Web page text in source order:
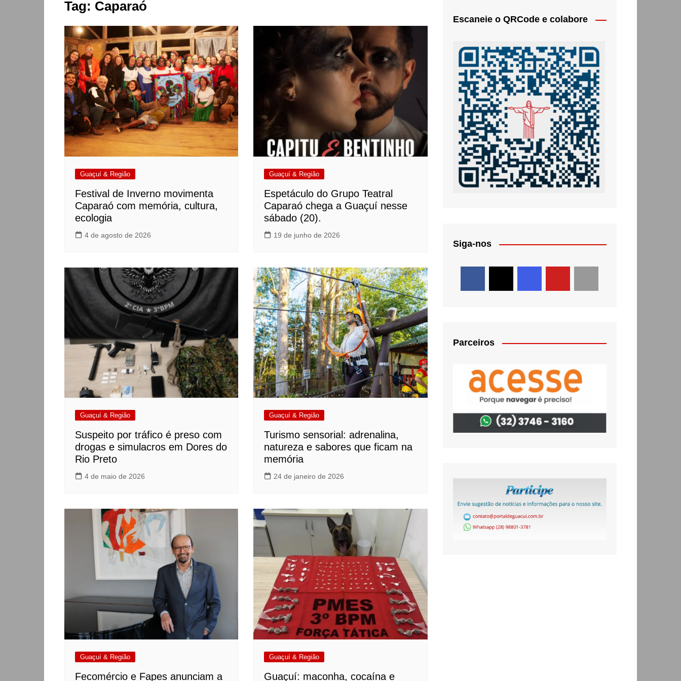
Tag: Caparaó
Guaçuí & Região
Festival de Inverno movimenta
Caparaó com memória, cultura,
ecologia
4 de agosto de 2026
Guaçuí & Região
Espetáculo do Grupo Teatral
Caparaó chega a Guaçuí nesse
sábado (20).
19 de junho de 2026
Guaçuí & Região
Suspeito por tráfico é preso com
drogas e simulacros em Dores do
Rio Preto
4 de maio de 2026
Guaçuí & Região
Turismo sensorial: adrenalina,
natureza e sabores que ficam na
memória
24 de janeiro de 2026
Guaçuí & Região
Fecomércio e Fapes anunciam a
Guaçuí & Região
Guaçuí: maconha, cocaína e
Escaneie o QRCode e colabore
Siga-nos
Parceiros